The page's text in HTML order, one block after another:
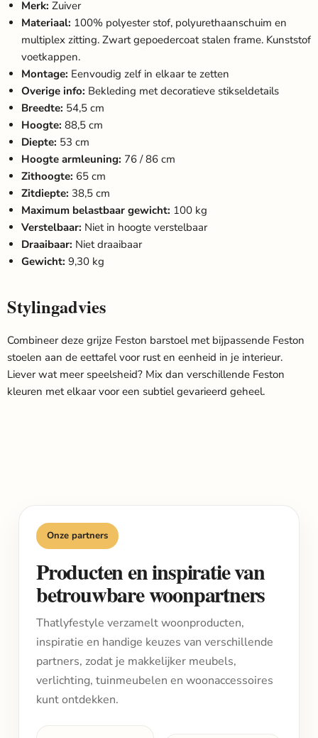
Merk: Zuiver
Materiaal: 100% polyester stof, polyurethaanschuim en
multiplex zitting. Zwart gepoedercoat stalen frame. Kunststof
voetkappen.
Montage: Eenvoudig zelf in elkaar te zetten
Overige info: Bekleding met decoratieve stikseldetails
Breedte: 54,5 cm
Hoogte: 88,5 cm
Diepte: 53 cm
Hoogte armleuning: 76 / 86 cm
Zithoogte: 65 cm
Zitdiepte: 38,5 cm
Maximum belastbaar gewicht: 100 kg
Verstelbaar: Niet in hoogte verstelbaar
Draaibaar: Niet draaibaar
Gewicht: 9,30 kg
Stylingadvies
Combineer deze grijze Feston barstoel met bijpassende Feston
stoelen aan de eettafel voor rust en eenheid in je interieur.
Liever wat meer speelsheid? Mix dan verschillende Feston
kleuren met elkaar voor een subtiel gevarieerd geheel.
Onze partners
Producten en inspiratie van
betrouwbare woonpartners
Thatlyfestyle verzamelt woonproducten,
inspiratie en handige keuzes van verschillende
partners, zodat je makkelijker meubels,
verlichting, tuinmeubelen en woonaccessoires
kunt ontdekken.